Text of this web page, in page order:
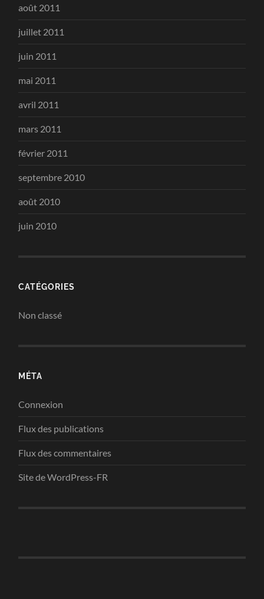
août 2011
juillet 2011
juin 2011
mai 2011
avril 2011
mars 2011
février 2011
septembre 2010
août 2010
juin 2010
CATÉGORIES
Non classé
MÉTA
Connexion
Flux des publications
Flux des commentaires
Site de WordPress-FR